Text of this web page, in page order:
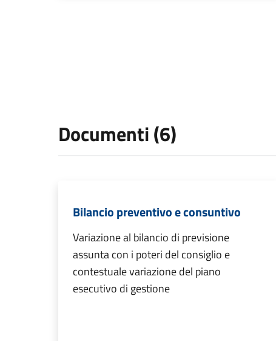
Documenti (6)
Bilancio preventivo e consuntivo
Variazione al bilancio di previsione
assunta con i poteri del consiglio e
contestuale variazione del piano
esecutivo di gestione